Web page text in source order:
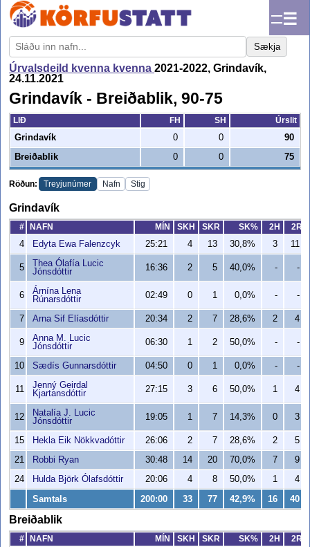
☰
Sækja
Úrvalsdeild kvenna kvenna 2021-2022, Grindavík,
24.11.2021
Grindavík - Breiðablik, 90-75
LIÐ FH SH
Úrslit
Grindavík
0 0
90
Breiðablik
0 0 75
Röðun: Treyjunúmer Nafn Stig
Grindavík
# NAFN MÍN SKH SKR SK% 2H
2R
4
Edyta Ewa Falenzcyk 25:21 4 13 30,8% 3 11
5
Thea Ólafía Lucic
Jónsdóttir
16:36 2 5 40,0% - -
6
Árnína Lena
Rúnarsdóttir
02:49 0 1 0,0% - -
7 Arna Sif Elíasdóttir 20:34 2 7 28,6% 2 4
9
Anna M. Lucic
Jónsdóttir
06:30 1 2 50,0% - -
10 Sædís Gunnarsdóttir 04:50 0 1 0,0% - -
11
Jenný Geirdal
Kjartansdóttir
27:15 3 6 50,0% 1 4
12
Natalía J. Lucic
Jónsdóttir
19:05 1 7 14,3% 0 3
15 Hekla Eik Nökkvadóttir 26:06 2 7 28,6% 2
5
21
Robbi Ryan 30:48 14 20 70,0% 7
9
24
Hulda Björk Ólafsdóttir 20:06 4 8 50,0% 1 4
Samtals 200:00 33 77 42,9% 16 40
Breiðablik
# NAFN MÍN SKH SKR SK% 2H
2R